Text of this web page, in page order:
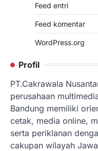
Feed entri
Feed komentar
WordPress.org
Profil
PT.Cakrawala
perusahaan
Bandung memiliki
cetak, media online,
serta periklanan
cakupan wilayah